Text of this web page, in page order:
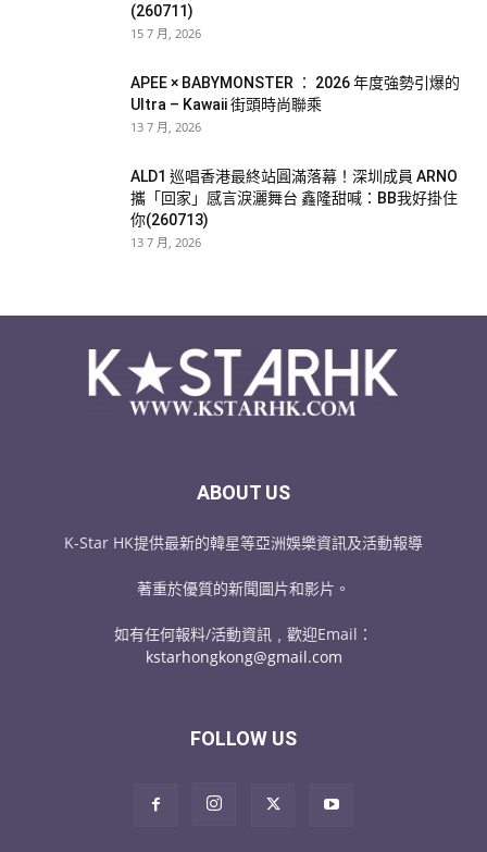
(260711)
15 7 月, 2026
APEE × BABYMONSTER ： 2026 年度強勢引爆的
Ultra – Kawaii 街頭時尚聯乘
13 7 月, 2026
ALD1 巡唱香港最終站圓滿落幕！深圳成員 ARNO
攜「回家」感言淚灑舞台 鑫隆甜喊：BB我好掛住
你(260713)
13 7 月, 2026
ABOUT US
K-Star HK提供最新的韓星等亞洲娛樂資訊及活動報導
著重於優質的新聞圖片和影片。
如有任何報料/活動資訊﹐歡迎Email：
kstarhongkong@gmail.com
FOLLOW US